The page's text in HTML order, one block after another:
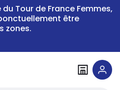
Tour de France Femmes,
être
zones.